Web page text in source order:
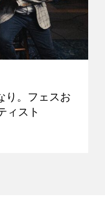
り。フェスお
ィスト